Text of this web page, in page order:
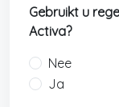
Gebruikt u
Activa?
Nee
Ja